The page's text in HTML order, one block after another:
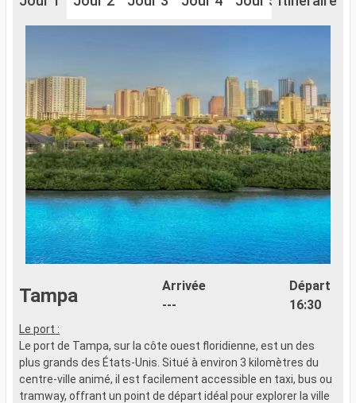
Tampa
Arrivée
---
Départ
16:30
Le port :
Le port de Tampa, sur la côte ouest floridienne, est un des
plus grands des États-Unis. Situé à environ 3 kilomètres du
centre-ville animé, il est facilement accessible en taxi, bus ou
tramway, offrant un point de départ idéal pour explorer la ville